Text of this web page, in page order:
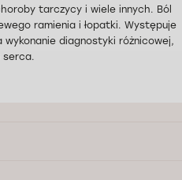
tarczycy i wiele innych. Ból
ramienia i łopatki. Występuje
wykonanie diagnostyki różnicowej,
serca.